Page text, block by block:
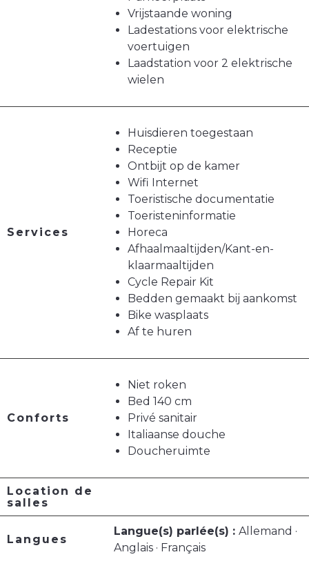
Vrijstaande woning
Ladestations voor elektrische
voertuigen
Laadstation voor 2 elektrische
wielen
Services
Huisdieren toegestaan
Receptie
Ontbijt op de kamer
Wifi Internet
Toeristische documentatie
Toeristeninformatie
Horeca
Afhaalmaaltijden/Kant-en-
klaarmaaltijden
Cycle Repair Kit
Bedden gemaakt bij aankomst
Bike wasplaats
Af te huren
Conforts
Niet roken
Bed 140 cm
Privé sanitair
Italiaanse douche
Doucheruimte
Location de
salles
Langues
Langue(s) parlée(s) : Allemand ·
Anglais · Français